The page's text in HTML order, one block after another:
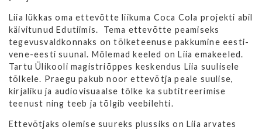
Liia lükkas oma ettevõtte liikuma Coca Cola projekti abil
käivitunud Edutiimis. Tema ettevõtte peamiseks
tegevusvaldkonnaks on tõlketeenuse pakkumine eesti-
vene-eesti suunal. Mõlemad keeled on Liia emakeeled.
Tartu Ülikooli magistriõppes keskendus Liia suulisele
tõlkele. Praegu pakub noor ettevõtja peale suulise,
kirjaliku ja audiovisuaalse tõlke ka subtitreerimise
teenust ning teeb ja tõlgib veebilehti.
Ettevõtjaks olemise suureks plussiks on Liia arvates